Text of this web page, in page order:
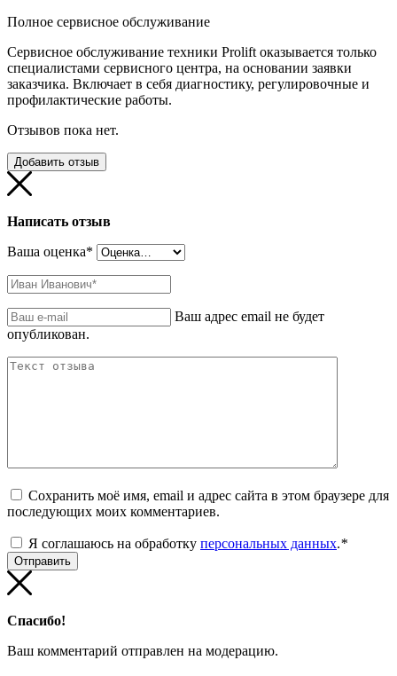
Полное сервисное обслуживание
Сервисное обслуживание техники Prolift оказывается только
специалистами сервисного центра, на основании заявки
заказчика. Включает в себя диагностику, регулировочные и
профилактические работы.
Отзывов пока нет.
Добавить отзыв
Написать отзыв
Ваша оценка*
Ваш адрес email не будет
опубликован.
Сохранить моё имя, email и адрес сайта в этом браузере для
последующих моих комментариев.
Я соглашаюсь на обработку персональных данных.*
Спасибо!
Ваш комментарий отправлен на модерацию.